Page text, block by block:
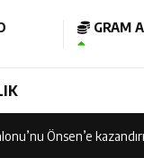
GRAM
Müzesi Şehrimize Çok
Önsen’e